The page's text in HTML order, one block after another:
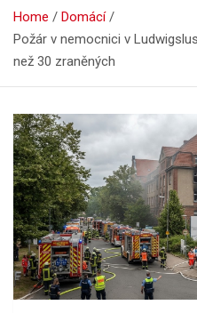
Home
Domácí
Požár v nemocnici v
než 30 zraněných